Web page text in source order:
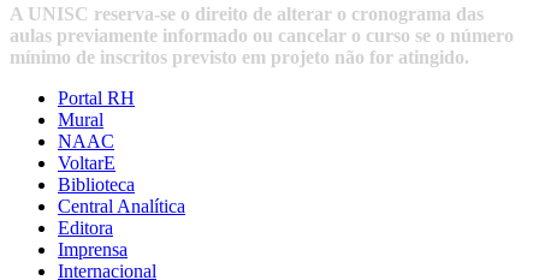
A UNISC reserva-se o direito de alterar o cronograma das
aulas previamente informado ou cancelar o curso se o número
mínimo de inscritos previsto em projeto não for atingido.
Portal RH
Mural
NAAC
VoltarE
Biblioteca
Central Analítica
Editora
Imprensa
Internacional